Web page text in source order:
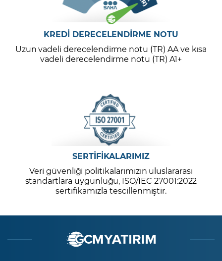
KREDİ DERECELENDİRME NOTU
Uzun vadeli derecelendirme notu (TR) AA ve kısa
vadeli derecelendirme notu (TR) A1+
SERTİFİKALARIMIZ
Veri güvenliği politikalarımızın uluslararası
standartlara uygunluğu, ISO/IEC 27001:2022
sertifikamızla tescillenmiştir.